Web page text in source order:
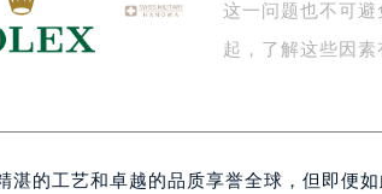
这一问题也不可避
起，了解这些因
湛的工艺和卓越的品质享誉全球，但即便